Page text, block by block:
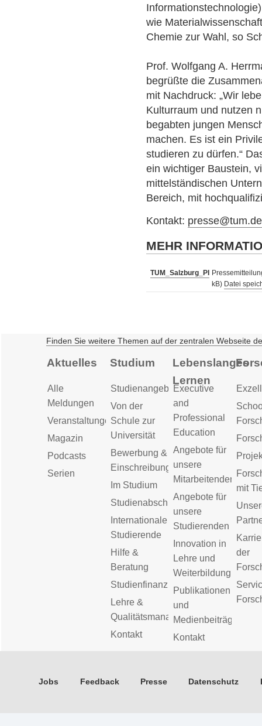
wie
Chemie zur Wahl, so
Prof. Wolfgang A.
begrüßte die
mit Nachdruck: „Wir
Kulturraum und nutzen
begabten jungen
machen. Es ist ein
studieren zu dürfen.“
ein wichtiger Baustein,
mittelständischen
Bereich, mit
Kontakt: presse@tum.de
MEHR
TUM_Salzburg_PI
kB) Datei
Finden Sie weitere Themen auf der zentralen Webseite
Aktuelles
Alle
Meldungen
Veranstaltungen
Magazin
Podcasts
Serien
Studium
Studienangebot
Von der
Schule zur
Universität
Bewerbung &
Einschreibung
Im Studium
Studienabschluss
Internationale
Studierende
Hilfe &
Beratung
Studienfinanzierung
Lehre &
Qualitätsmanagement
Kontakt
Lebenslanges
Lernen
Executive
and
Professional
Education
Angebote für
unsere
Mitarbeitenden
Angebote für
unsere
Studierenden
Innovation in
Lehre und
Weiterbildung
Publikationen
und
Medienbeiträge
Kontakt
mit
der
Jobs Feedback Presse Datenschutz